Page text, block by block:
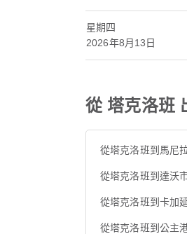
星期四
2026年8月13日
從 塔克洛班
從塔克洛班到馬尼
從塔克洛班到達沃
從塔克洛班到卡加
從塔克洛班到公主